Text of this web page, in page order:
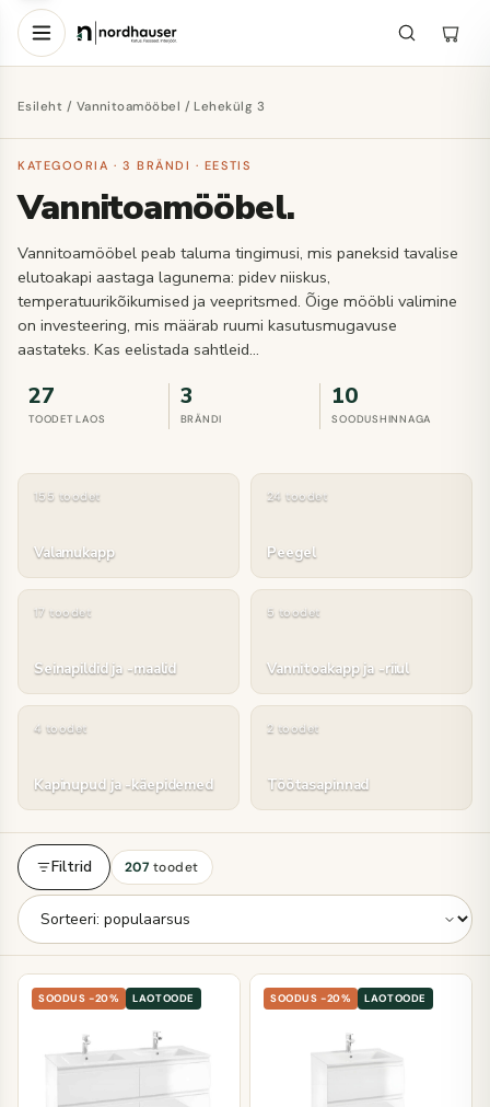
Esileht / Vannitoamööbel / Lehekülg 3
KATEGOORIA · 3 BRÄNDI · EESTIS
Vannitoamööbel.
Vannitoamööbel peab taluma tingimusi, mis paneksid tavalise
elutoakapi aastaga lagunema: pidev niiskus,
temperatuurikõikumised ja veepritsmed. Õige mööbli valimine
on investeering, mis määrab ruumi kasutusmugavuse
aastateks. Kas eelistada sahtleid…
27
TOODET LAOS
3
BRÄNDI
10
SOODUSHINNAGA
155 toodet
Valamukapp
24 toodet
Peegel
17 toodet
Seinapildid ja -maalid
5 toodet
Vannitoakapp ja -riiul
4 toodet
Kapinupud ja -käepidemed
2 toodet
Töötasapinnad
Filtrid 207 toodet
SOODUS -20% LAOTOODE SOODUS -20% LAOTOODE